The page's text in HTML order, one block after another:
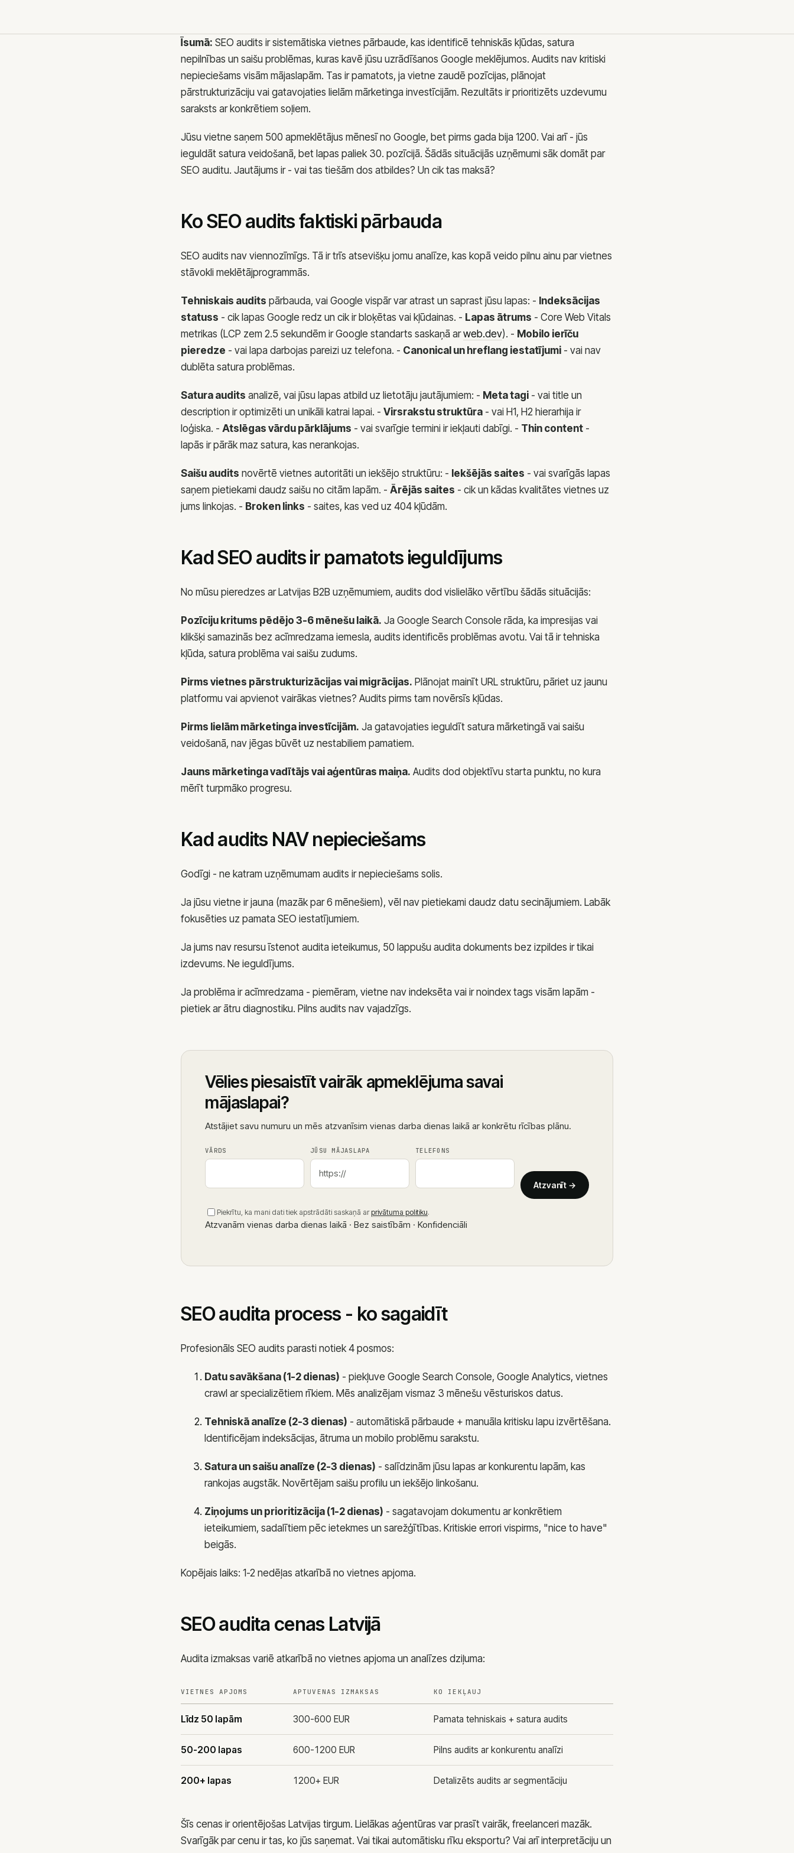
TikTok reklāma
Kādēļ mēs
Kontakti
Konsultācijas
E-PASTS
info@jkonsult.lv
BIROJS
Lāčplēša iela 62, Rīga
Īsumā: SEO audits ir sistemātiska vietnes pārbaude, kas identificē tehniskās kļūdas, satura
nepilnības un saišu problēmas, kuras kavē jūsu uzrādīšanos Google meklējumos. Audits nav kritiski
nepieciešams visām mājaslapām. Tas ir pamatots, ja vietne zaudē pozīcijas, plānojat
pārstrukturizāciju vai gatavojaties lielām mārketinga investīcijām. Rezultāts ir prioritizēts uzdevumu
saraksts ar konkrētiem soļiem.
Jūsu vietne saņem 500 apmeklētājus mēnesī no Google, bet pirms gada bija 1200. Vai arī - jūs
ieguldāt satura veidošanā, bet lapas paliek 30. pozīcijā. Šādās situācijās uzņēmumi sāk domāt par
SEO auditu. Jautājums ir - vai tas tiešām dos atbildes? Un cik tas maksā?
Ko SEO audits faktiski pārbauda
SEO audits nav viennozīmīgs. Tā ir trīs atsevišķu jomu analīze, kas kopā veido pilnu ainu par vietnes
stāvokli meklētājprogrammās.
Tehniskais audits pārbauda, vai Google vispār var atrast un saprast jūsu lapas: - Indeksācijas
statuss - cik lapas Google redz un cik ir bloķētas vai kļūdainas. - Lapas ātrums - Core Web Vitals
metrikas (LCP zem 2.5 sekundēm ir Google standarts saskaņā arweb.dev). - Mobilo ierīču
pieredze - vai lapa darbojas pareizi uz telefona. - Canonical un hreflang iestatījumi - vai nav
dublēta satura problēmas.
Satura audits analizē, vai jūsu lapas atbild uz lietotāju jautājumiem: - Meta tagi - vai title un
description ir optimizēti un unikāli katrai lapai. - Virsrakstu struktūra - vai H1, H2 hierarhija ir
loģiska. - Atslēgas vārdu pārklājums - vai svarīgie termini ir iekļauti dabīgi. - Thin content -
lapās ir pārāk maz satura, kas nerankojas.
Saišu audits novērtē vietnes autoritāti un iekšējo struktūru: - Iekšējās saites - vai svarīgās lapas
saņem pietiekami daudz saišu no citām lapām. - Ārējās saites - cik un kādas kvalitātes vietnes uz
jums linkojas. - Broken links - saites, kas ved uz 404 kļūdām.
Kad SEO audits ir pamatots ieguldījums
No mūsu pieredzes ar Latvijas B2B uzņēmumiem, audits dod vislielāko vērtību šādās situācijās:
Pozīciju kritums pēdējo 3-6 mēnešu laikā. Ja Google Search Console rāda, ka impresijas vai
klikšķi samazinās bez acīmredzama iemesla, audits identificēs problēmas avotu. Vai tā ir tehniska
kļūda, satura problēma vai saišu zudums.
Pirms vietnes pārstrukturizācijas vai migrācijas. Plānojat mainīt URL struktūru, pāriet uz jaunu
platformu vai apvienot vairākas vietnes? Audits pirms tam novērsīs kļūdas.
Pirms lielām mārketinga investīcijām. Ja gatavojaties ieguldīt satura mārketingā vai saišu
veidošanā, nav jēgas būvēt uz nestabiliem pamatiem.
Jauns mārketinga vadītājs vai aģentūras maiņa. Audits dod objektīvu starta punktu, no kura
mērīt turpmāko progresu.
Kad audits NAV nepieciešams
Godīgi - ne katram uzņēmumam audits ir nepieciešams solis.
Ja jūsu vietne ir jauna (mazāk par 6 mēnešiem), vēl nav pietiekami daudz datu secinājumiem. Labāk
fokusēties uz pamata SEO iestatījumiem.
Ja jums nav resursu īstenot audita ieteikumus, 50 lappušu audita dokuments bez izpildes ir tikai
izdevums. Ne ieguldījums.
Ja problēma ir acīmredzama - piemēram, vietne nav indeksēta vai ir noindex tags visām lapām -
pietiek ar ātru diagnostiku. Pilns audits nav vajadzīgs.
Vēlies piesaistīt vairāk apmeklējuma savai
mājaslapai?
Atstājiet savu numuru un mēs atzvanīsim vienas darba dienas laikā ar konkrētu rīcības plānu.
VĀRDS JŪSU MĀJASLAPA TELEFONS
Atzvanīt →
Piekrītu, ka mani dati tiek apstrādāti saskaņā ar privātuma politiku.
Atzvanām vienas darba dienas laikā · Bez saistībām · Konfidenciāli
SEO audita process - ko sagaidīt
Profesionāls SEO audits parasti notiek 4 posmos:
Datu savākšana (1-2 dienas) - piekļuve Google Search Console, Google Analytics, vietnes
crawl ar specializētiem rīkiem. Mēs analizējam vismaz 3 mēnešu vēsturiskos datus.
Tehniskā analīze (2-3 dienas) - automātiskā pārbaude + manuāla kritisku lapu izvērtēšana.
Identificējam indeksācijas, ātruma un mobilo problēmu sarakstu.
Satura un saišu analīze (2-3 dienas) - salīdzinām jūsu lapas ar konkurentu lapām, kas
rankojas augstāk. Novērtējam saišu profilu un iekšējo linkošanu.
Ziņojums un prioritizācija (1-2 dienas) - sagatavojam dokumentu ar konkrētiem
ieteikumiem, sadalītiem pēc ietekmes un sarežģītības. Kritiskie errori vispirms, "nice to have"
beigās.
Kopējais laiks: 1-2 nedēļas atkarībā no vietnes apjoma.
SEO audita cenas Latvijā
Audita izmaksas variē atkarībā no vietnes apjoma un analīzes dziļuma:
VIETNES APJOMS APTUVENAS IZMAKSAS KO IEKĻAUJ
Līdz 50 lapām 300-600 EUR Pamata tehniskais + satura audits
50-200 lapas 600-1200 EUR Pilns audits ar konkurentu analīzi
200+ lapas 1200+ EUR Detalizēts audits ar segmentāciju
Šīs cenas ir orientējošas Latvijas tirgum. Lielākas aģentūras var prasīt vairāk, freelanceri mazāk.
Svarīgāk par cenu ir tas, ko jūs saņemat. Vai tikai automātisku rīku eksportu? Vai arī interpretāciju un